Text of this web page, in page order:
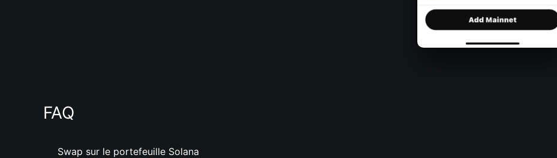
FAQ
Swap sur le portefeuille Solana